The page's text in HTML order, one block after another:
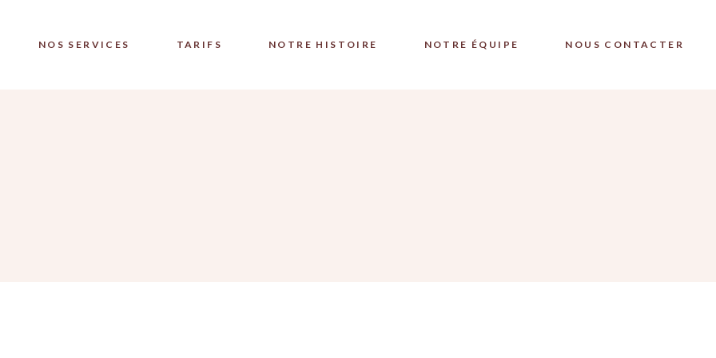
NOS SERVICES TARIFS NOTRE HISTOIRE NOTRE ÉQUIPE NOUS CONTACTER